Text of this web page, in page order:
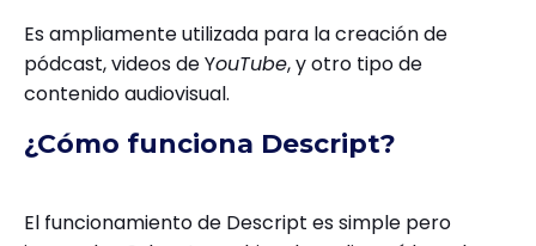
Es ampliamente utilizada para la creación de
pódcast, videos de YouTube, y otro tipo de
contenido audiovisual.
¿Cómo funciona Descript?
El funcionamiento de Descript es simple pero